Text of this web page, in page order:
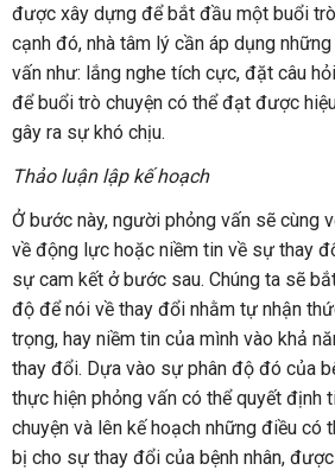
được xây dựng để bắt đầu một buổi
cạnh đó, nhà tâm lý cần áp dụng
vấn như: lắng nghe tích cực, đặt câu
để buổi trò chuyện có thể đạt được
gây ra sự khó chịu.
Thảo luận lập kế hoạch
Ở bước này, người phỏng vấn sẽ cùng
về động lực hoặc niềm tin về sự thay
sự cam kết ở bước sau. Chúng ta sẽ
độ để nói về thay đổi nhằm tự nhận
trọng, hay niềm tin của mình vào khả
thay đổi. Dựa vào sự phân độ đó của
thực hiện phỏng vấn có thể quyết định
chuyện và lên kế hoạch những điều có
bị cho sự thay đổi của bệnh nhân,